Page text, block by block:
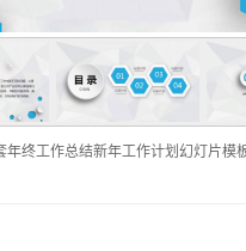
终工作总结新年工作计划幻灯片